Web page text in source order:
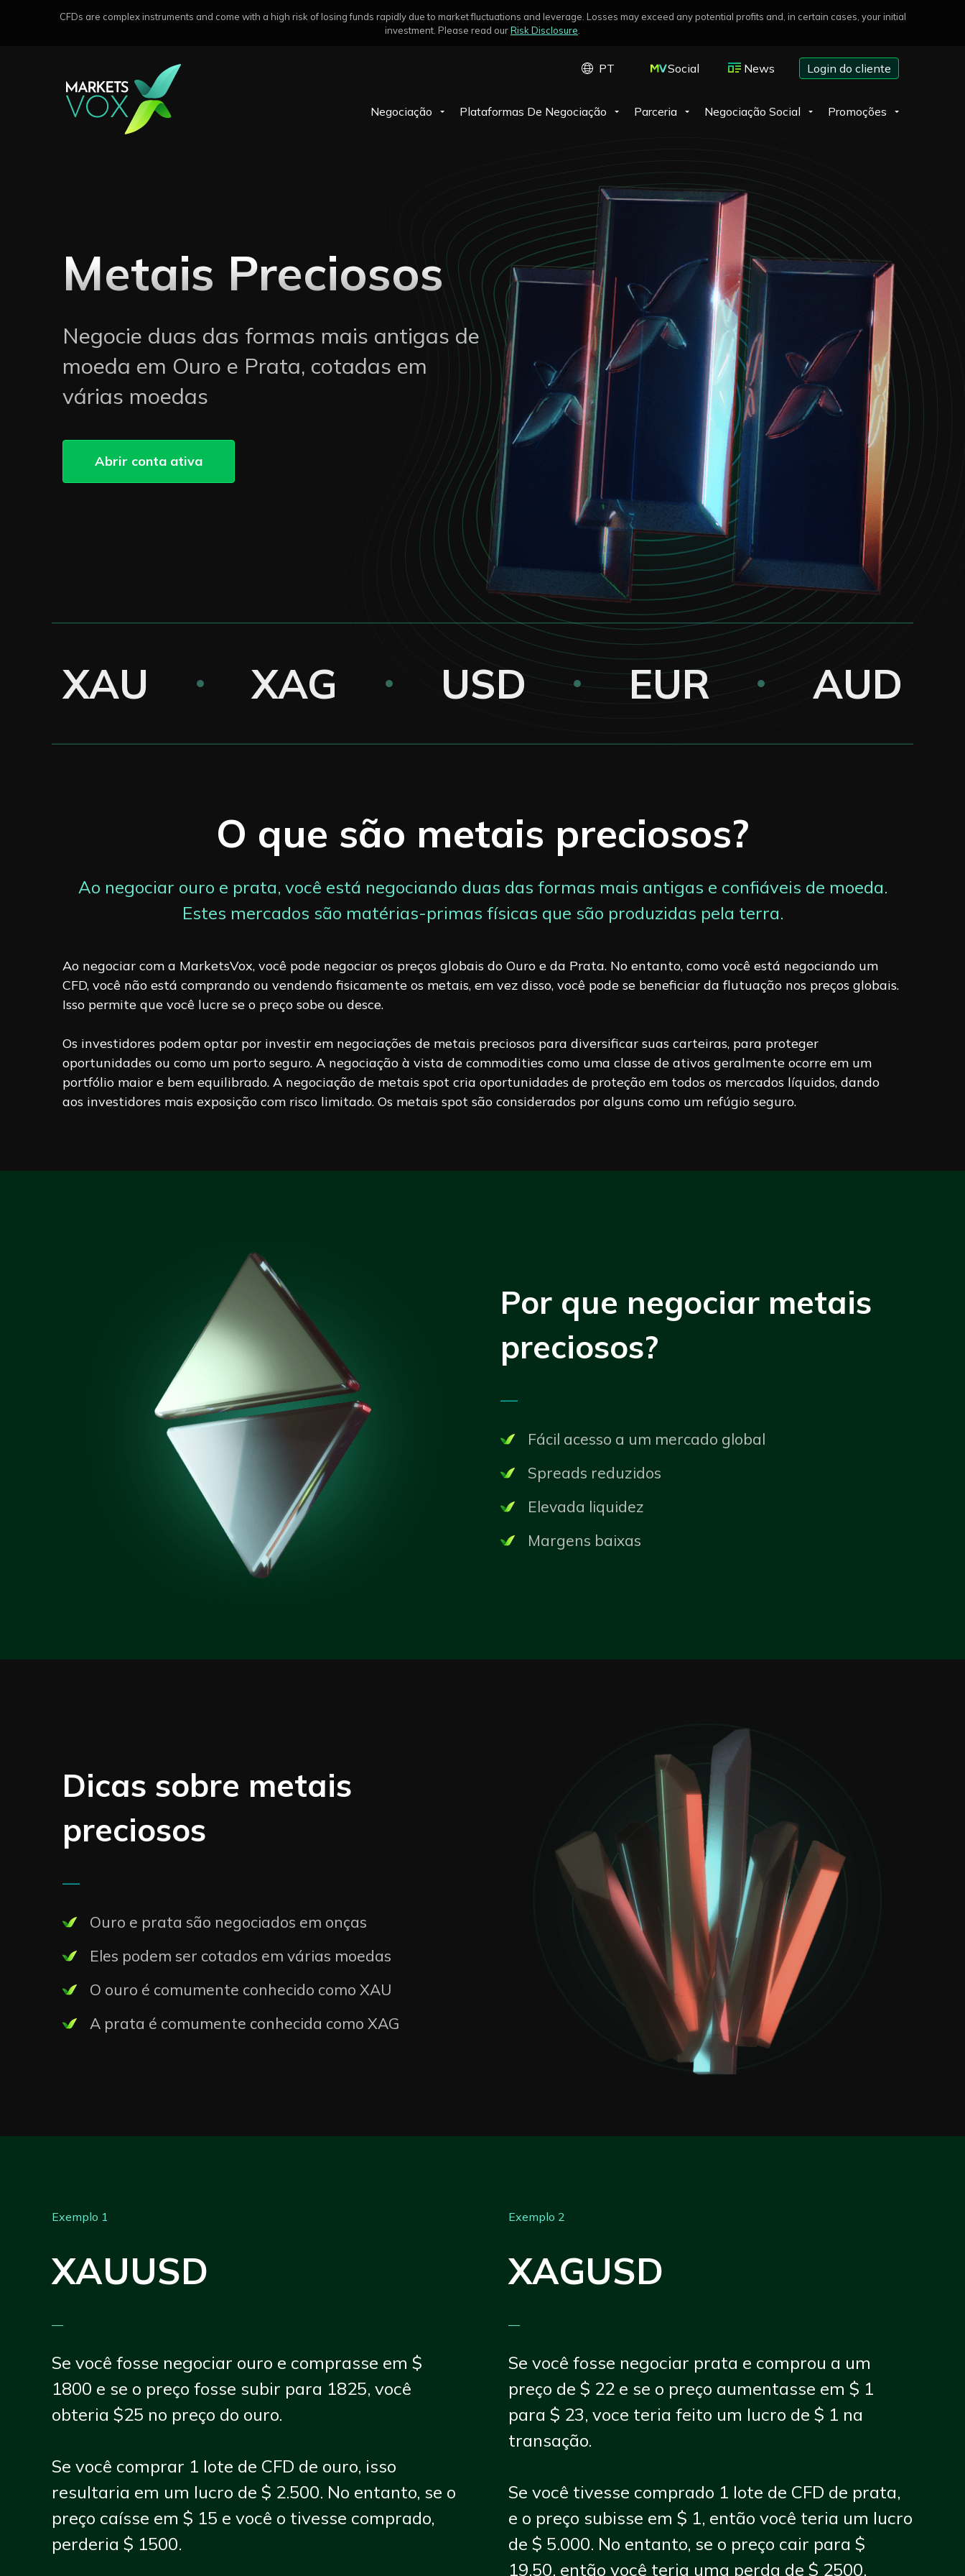
CFDs are complex instruments and come with a high risk of losing funds rapidly due to market fluctuations and leverage. Losses may exceed any potential profits and, in certain cases, your initial
investment. Please read ourRisk Disclosure
PT Social News Login do cliente
Negociação Plataformas De Negociação Parceria Negociação Social Promoções
Metais Preciosos
Negocie duas das formas mais antigas de
moeda em Ouro e Prata, cotadas em
várias moedas
Abrir conta ativa
XAU XAG USD EUR AUD
O que são metais preciosos?
Ao negociar ouro e prata, você está negociando duas das formas mais antigas e confiáveis de moeda.
Estes mercados são matérias-primas físicas que são produzidas pela terra.
Ao negociar com a MarketsVox, você pode negociar os preços globais do Ouro e da Prata. No entanto, como você está negociando um
CFD, você não está comprando ou vendendo fisicamente os metais, em vez disso, você pode se beneficiar da flutuação nos preços globais.
Isso permite que você lucre se o preço sobe ou desce.
Os investidores podem optar por investir em negociações de metais preciosos para diversificar suas carteiras, para proteger
oportunidades ou como um porto seguro. A negociação à vista de commodities como uma classe de ativos geralmente ocorre em um
portfólio maior e bem equilibrado. A negociação de metais spot cria oportunidades de proteção em todos os mercados líquidos, dando
aos investidores mais exposição com risco limitado. Os metais spot são considerados por alguns como um refúgio seguro.
Por que negociar metais
preciosos?
—
Fácil acesso a um mercado global
Spreads reduzidos
Elevada liquidez
Margens baixas
Dicas sobre metais
preciosos
—
Ouro e prata são negociados em onças
Eles podem ser cotados em várias moedas
O ouro é comumente conhecido como XAU
A prata é comumente conhecida como XAG
Exemplo 1
XAUUSD
—
Se você fosse negociar ouro e comprasse em $
1800 e se o preço fosse subir para 1825, você
obteria $25 no preço do ouro.
Se você comprar 1 lote de CFD de ouro, isso
resultaria em um lucro de $ 2.500. No entanto, se o
preço caísse em $ 15 e você o tivesse comprado,
perderia $ 1500.
Exemplo 2
XAGUSD
—
Se você fosse negociar prata e comprou a um
preço de $ 22 e se o preço aumentasse em $ 1
para $ 23, voce teria feito um lucro de $ 1 na
transação.
Se você tivesse comprado 1 lote de CFD de prata,
e o preço subisse em $ 1, então você teria um lucro
de $ 5.000. No entanto, se o preço cair para $
19,50, então você teria uma perda de $ 2500.